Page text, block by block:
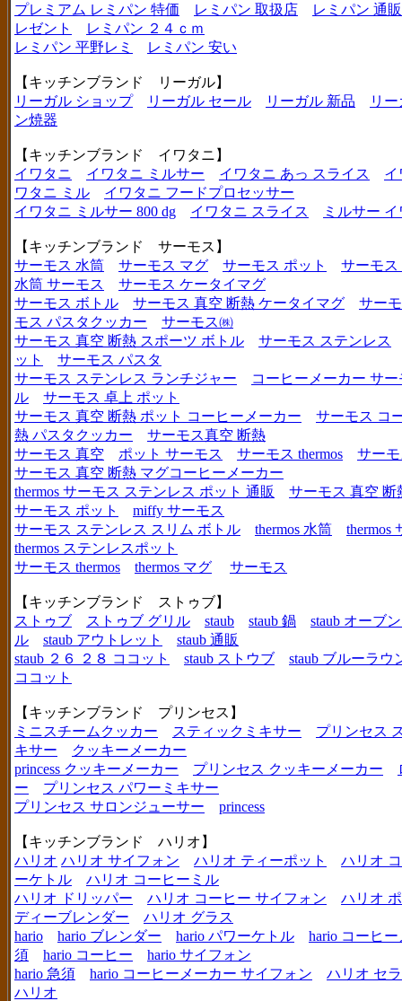
プレミアム レミパン 特価 レミパン 取扱店
レミパン 通販
レゼント
レミパン ２４ｃｍ
レミパン 平野レミ
レミパン 安い
【キッチンブランド リーガル】
リーガル ショップ
リーガル セール リーガル 新品
リ
ン焼器
【キッチンブランド イワタニ】
イワタニ
イワタニ ミルサー イワタニ あっ スライス
イ
ワタニ ミル
イワタニ フードプロセッサー
イワタニ ミルサー 800 dg
イワタニ スライス ミルサー
【キッチンブランド サーモス】
サーモス 水筒
サーモス マグ サーモス ポット
サーモス
水筒 サーモス
サーモス ケータイマグ
サーモス ボトル
サーモス 真空 断熱 ケータイマグ
サー
モス パスタクッカー
サーモス㈱
サーモス 真空 断熱 スポーツ ボトル
サーモス ステンレス
ット
サーモス パスタ
サーモス ステンレス ランチジャー
コーヒーメーカー サー
ル
サーモス 卓上 ポット
サーモス 真空 断熱 ポット コーヒーメーカー
サーモス コ
熱 パスタクッカー
サーモス真空 断熱
サーモス 真空
ポット サーモス サーモス thermos
サー
サーモス 真空 断熱 マグコーヒーメーカー
thermos サーモス ステンレス ポット 通販
サーモス 真空 断
サーモス ポット
miffy サーモス
サーモス ステンレス スリム ボトル
thermos 水筒
thermos
thermos ステンレスポット
サーモス thermos
thermos マグ サーモス
【キッチンブランド ストゥブ】
ストゥブ
ストゥブ グリル staub staub 鍋
staub オーブ
ル
staub アウトレット
staub 通販
staub ２６ ２８ ココット
staub ストウブ
staub ブルーラウ
ココット
【キッチンブランド プリンセス】
ミニスチームクッカー
スティックミキサー
プリンセス
キサー
クッキーメーカー
princess クッキーメーカー
プリンセス クッキーメーカー
ー
プリンセス パワーミキサー
プリンセス サロンジューサー
princess
【キッチンブランド ハリオ】
ハリオ ハリオ サイフォン ハリオ ティーポット
ハリオ
ーケトル
ハリオ コーヒーミル
ハリオ ドリッパー
ハリオ コーヒー サイフォン
ハリオ
ディーブレンダー
ハリオ グラス
hario
hario ブレンダー hario パワーケトル
hario コーヒ
須
hario コーヒー
hario サイフォン
hario 急須
hario コーヒーメーカー サイフォン
ハリオ セ
ハリオ